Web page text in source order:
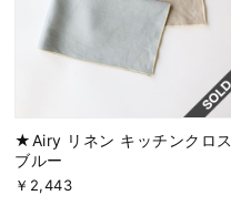
★Airy リネン キッチンクロス
ブルー
￥2,443